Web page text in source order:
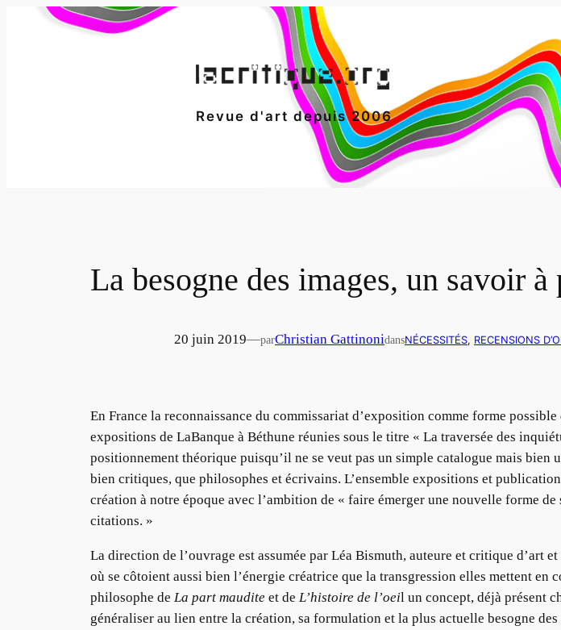
Revue d'art depuis 2006
La besogne des images, un savoir à
20 juin 2019—parChristian GattinonidansNÉCESSITÉS, RECENSIONS
En France la reconnaissance du commissariat d’exposition comme forme
expositions de LaBanque à Béthune réunies sous le titre « La traversée des
positionnement théorique puisqu’il ne se veut pas un simple catalogue mais bien
bien critiques, que philosophes et écrivains. L’ensemble expositions et
création à notre époque avec l’ambition de « faire émerger une nouvelle forme
citations. »
La direction de l’ouvrage est assumée par Léa Bismuth, auteure et critique d’art
où se côtoient aussi bien l’énergie créatrice que la transgression elles mettent
philosophe de La part maudite et de L’histoire de l’oeil un concept, déjà présent
généraliser au lien entre la création, sa formulation et la plus actuelle besogne des